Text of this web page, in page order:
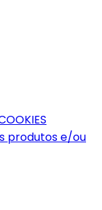
produtos e/ou